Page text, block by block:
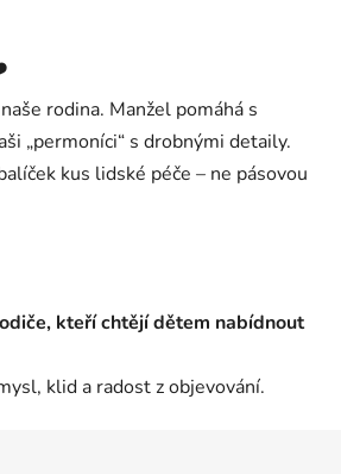
rodina. Manžel pomáhá s
„permoníci“ s drobnými detaily.
kus lidské péče – ne pásovou
kteří chtějí dětem nabídnout
klid a radost z objevování.